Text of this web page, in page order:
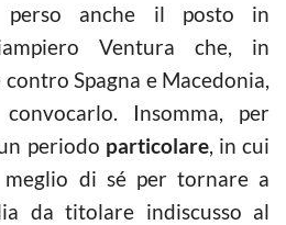
perso anche il posto in
Ventura che, in
Spagna e Macedonia,
Insomma, per
periodo particolare, in cui
di sé per tornare a
da titolare indiscusso al